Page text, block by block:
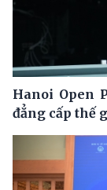
Hanoi Open
đẳng cấp thế